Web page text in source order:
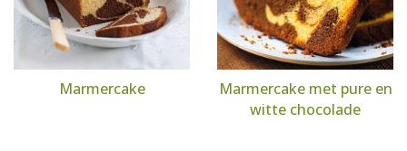
Marmercake
Marmercake met pure en
witte chocolade